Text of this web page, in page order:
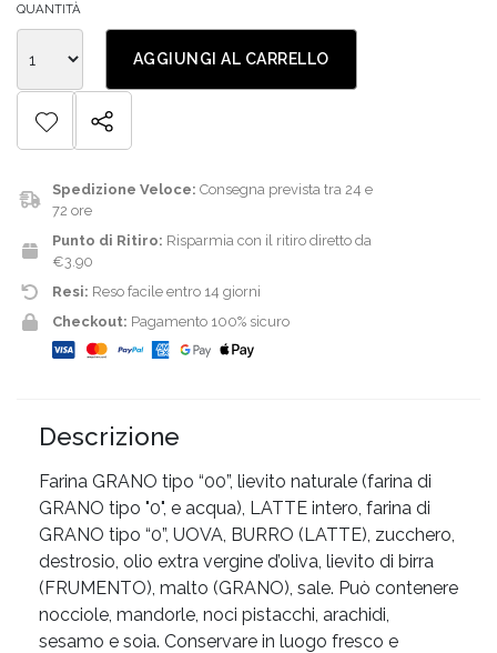
QUANTITÀ
AGGIUNGI AL CARRELLO
Spedizione Veloce: Consegna prevista tra 24 e
72 ore
Punto di Ritiro: Risparmia con il ritiro diretto da
€3.90
Resi: Reso facile entro 14 giorni
Checkout: Pagamento 100% sicuro
Descrizione
Farina GRANO tipo “00”, lievito naturale (farina di
GRANO tipo "0", e acqua), LATTE intero, farina di
GRANO tipo “0”, UOVA, BURRO (LATTE), zucchero,
destrosio, olio extra vergine d’oliva, lievito di birra
(FRUMENTO), malto (GRANO), sale. Può contenere
nocciole, mandorle, noci pistacchi, arachidi,
sesamo e soia. Conservare in luogo fresco e